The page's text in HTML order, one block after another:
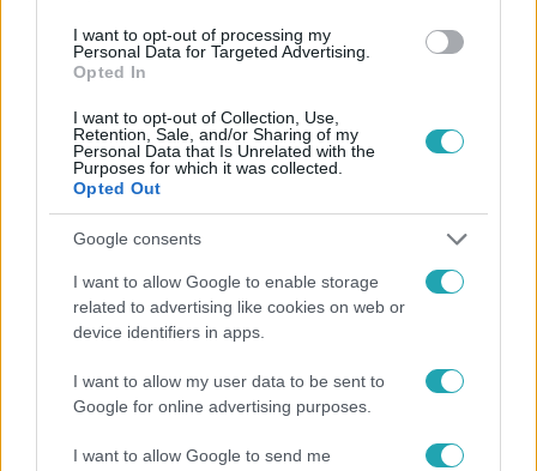
I want to opt-out of processing my
Personal Data for Targeted Advertising.
Opted In
I want to opt-out of Collection, Use,
Retention, Sale, and/or Sharing of my
Personal Data that Is Unrelated with the
Purposes for which it was collected.
Opted Out
Google consents
I want to allow Google to enable storage
related to advertising like cookies on web or
device identifiers in apps.
I want to allow my user data to be sent to
Google for online advertising purposes.
I want to allow Google to send me
SÁRVÁR GYŐR #RÁBA #ÁRADÁS
Népszerű